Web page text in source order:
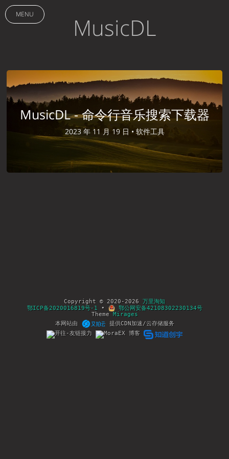
MENU MusicDL
MusicDL - 命令行音乐搜索下载器
2023 年 11 月 19 日 • 软件工具
Copyright © 2020-2026 万里淘知
鄂ICP备2020016819号-1 •
鄂公网安备42108302230134号
Theme Mirages
本网站由
提供CDN加速/云存储服务